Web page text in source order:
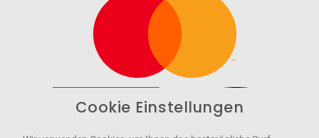
Cookie Einstellungen